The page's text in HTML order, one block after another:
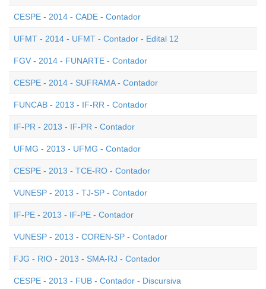
CESPE - 2014 - CADE - Contador
UFMT - 2014 - UFMT - Contador - Edital 12
FGV - 2014 - FUNARTE - Contador
CESPE - 2014 - SUFRAMA - Contador
FUNCAB - 2013 - IF-RR - Contador
IF-PR - 2013 - IF-PR - Contador
UFMG - 2013 - UFMG - Contador
CESPE - 2013 - TCE-RO - Contador
VUNESP - 2013 - TJ-SP - Contador
IF-PE - 2013 - IF-PE - Contador
VUNESP - 2013 - COREN-SP - Contador
FJG - RIO - 2013 - SMA-RJ - Contador
CESPE - 2013 - FUB - Contador - Discursiva